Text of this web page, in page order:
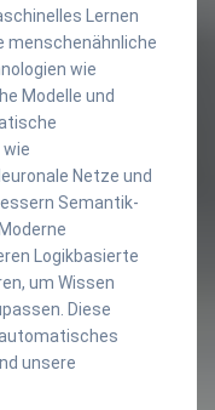
Lernen
menschenähnliche
wie
Modelle und
Netze und
Semantik-
Logikbasierte
um Wissen
Diese
unsere